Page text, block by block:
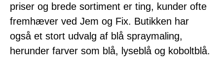
priser og brede sortiment er ting, kunder ofte
fremhæver ved Jem og Fix. Butikken har
også et stort udvalg af blå spraymaling,
herunder farver som blå, lyseblå og koboltblå.